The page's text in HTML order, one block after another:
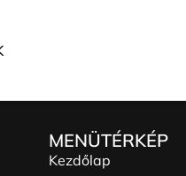
MENÜTÉRKÉP
Kezdőlap